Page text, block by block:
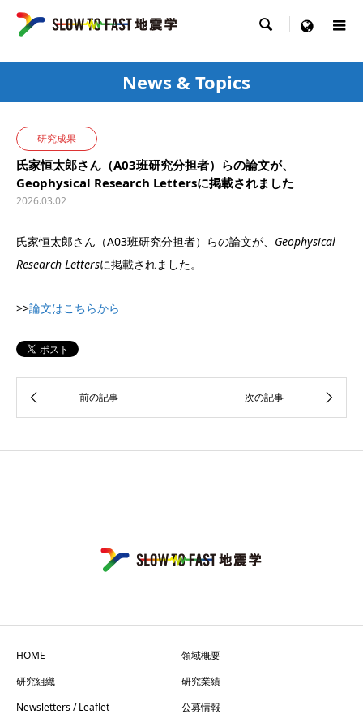
 menu
News & Topics
研究成果
氏家恒太郎さん（A03班研究分担者）らの論文が、
Geophysical Research Lettersに掲載されました
2026.03.02
氏家恒太郎さん（A03班研究分担者）らの論文が、 Geophysical
Research Lettersに掲載されました。
>>論文はこちらから
HOME
領域概要
研究組織
研究業績
Newsletters / Leaflet
公募情報